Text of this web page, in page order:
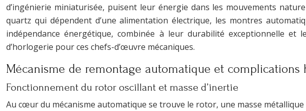
d’ingénierie miniaturisée, puisent leur énergie dans les mouvements
quartz qui dépendent d’une alimentation électrique, les montres
indépendance énergétique, combinée à leur durabilité exceptionnelle
d’horlogerie pour ces chefs-d’œuvre mécaniques.
Mécanisme de remontage automatique et complications
Fonctionnement du rotor oscillant et masse d’inertie
Au cœur du mécanisme automatique se trouve le rotor, une masse